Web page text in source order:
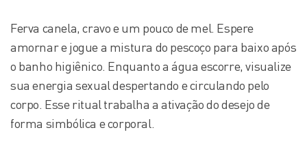
Ferva canela, cravo e um pouco de mel. Espere
amornar e jogue a mistura do pescoço para baixo após
o banho higiênico. Enquanto a água escorre, visualize
sua energia sexual despertando e circulando pelo
corpo. Esse ritual trabalha a ativação do desejo de
forma simbólica e corporal.